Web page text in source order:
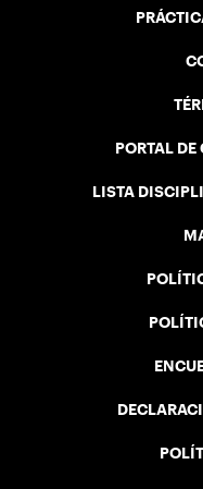
PORTAL
LISTA